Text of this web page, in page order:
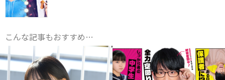
こんな記事もおすすめ…